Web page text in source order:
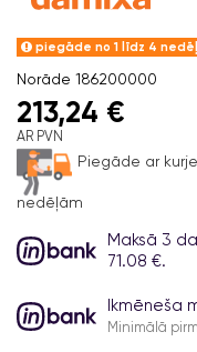
piegāde no 1 līdz 4
Norāde 186200000
213,24 €
AR PVN
Piegāde ar
nedēļām
Maksā 3
71.08 €.
Ikmēneša
Minimālā